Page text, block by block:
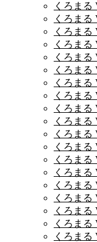
くろま
くろま
くろま
くろま
くろま
くろま
くろま
くろま
くろま
くろま
くろま
くろま
くろま
くろま
くろま
くろま
くろま
くろま
くろま